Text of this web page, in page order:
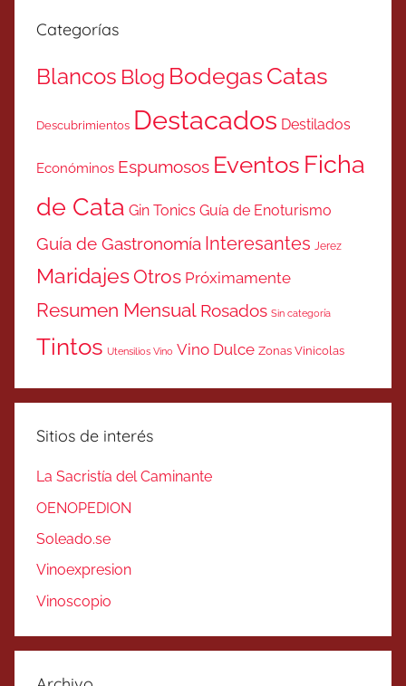
Categorías
Blancos Blog BodegasCatas
Descubrimientos Destacados Destilados
Económinos Espumosos Eventos Ficha
de Cata Gin Tonics Guía de Enoturismo
Guía de Gastronomía Interesantes Jerez
MaridajesOtros Próximamente
Resumen Mensual Rosados Sin categoría
Tintos Utensilios Vino Vino Dulce Zonas Vinicolas
Sitios de interés
La Sacristía del Caminante
OENOPEDION
Soleado.se
Vinoexpresion
Vinoscopio